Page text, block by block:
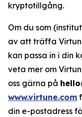
kryptotillgång.
Om du som
av att träffa
kan passa in i din
veta mer om
oss gärna på
www.virtune.com
din e-postadress